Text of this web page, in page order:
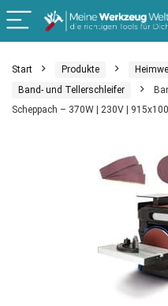
Start Produkte
Band- und Tellerschleifer
Scheppach – 370W | 230V |